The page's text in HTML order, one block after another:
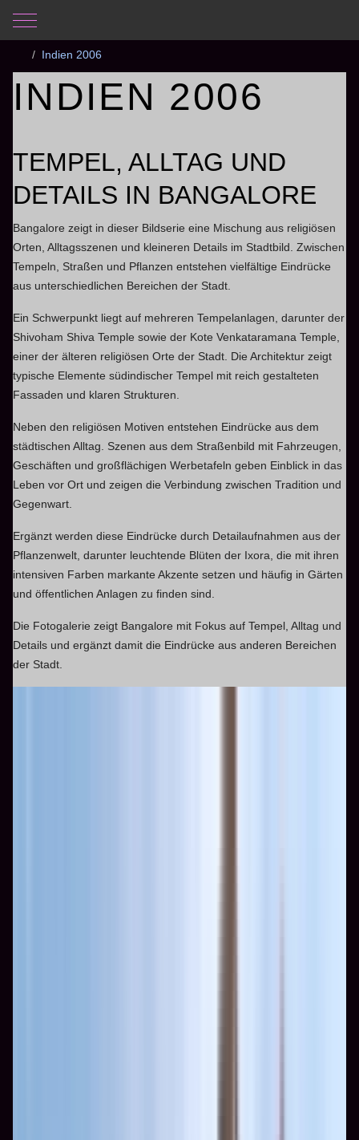
Mobile Menu Toggle
Aktuelle Seite:
Indien 2006
INDIEN 2006
TEMPEL, ALLTAG UND
DETAILS IN BANGALORE
Bangalore zeigt in dieser Bildserie eine Mischung aus religiösen
Orten, Alltagsszenen und kleineren Details im Stadtbild. Zwischen
Tempeln, Straßen und Pflanzen entstehen vielfältige Eindrücke
aus unterschiedlichen Bereichen der Stadt.
Ein Schwerpunkt liegt auf mehreren Tempelanlagen, darunter der
Shivoham Shiva Temple sowie der Kote Venkataramana Temple
einer der älteren religiösen Orte der Stadt. Die Architektur zeigt
typische Elemente südindischer Tempel mit reich gestalteten
Fassaden und klaren Strukturen.
Neben den religiösen Motiven entstehen Eindrücke aus dem
städtischen Alltag. Szenen aus dem Straßenbild mit Fahrzeugen,
Geschäften und großflächigen Werbetafeln geben Einblick in das
Leben vor Ort und zeigen die Verbindung zwischen Tradition und
Gegenwart.
Ergänzt werden diese Eindrücke durch Detailaufnahmen aus der
Pflanzenwelt, darunter leuchtende Blüten der Ixora, die mit ihren
intensiven Farben markante Akzente setzen und häufig in Gärten
und öffentlichen Anlagen zu finden sind.
Die Fotogalerie zeigt Bangalore mit Fokus auf Tempel, Alltag und
Details und ergänzt damit die Eindrücke aus anderen Bereichen
der Stadt.